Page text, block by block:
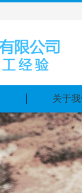
关于